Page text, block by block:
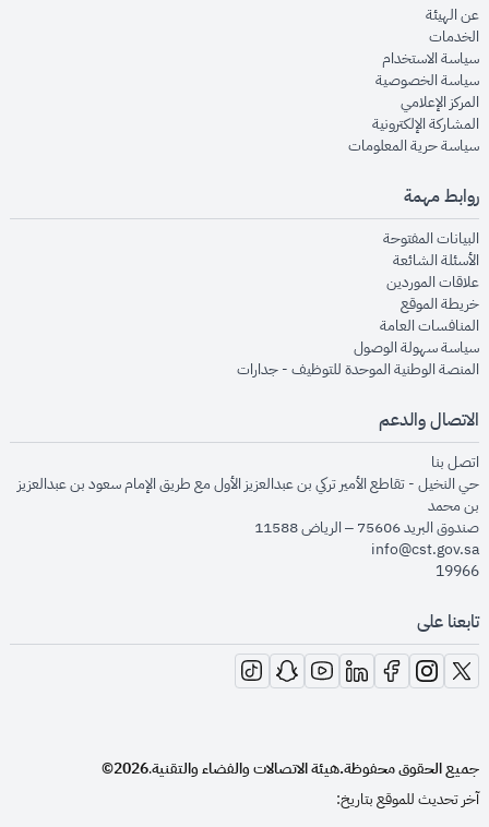
عن الهيئةopens in new window
الخدماتopens in new window
سياسة الاستخدام
سياسة الخصوصيةopens in new window
المركز الإعلاميopens in new window
المشاركة الإلكترونيةopens in new window
سياسة حرية المعلوماتopens in new window
روابط مهمة
البيانات المفتوحةopens in new window
الأسئلة الشائعةopens in new window
علاقات الموردينopens in new window
خريطة الموقعopens in new window
المنافسات العامةopens in new window
سياسة سهولة الوصولopens in new window
المنصة الوطنية الموحدة للتوظيف - جداراتopens in new window
الاتصال والدعم
اتصل بنا
حي النخيل - تقاطع الأمير تركي بن عبدالعزيز الأول مع طريق الإمام سعود بن عبدالعزيز
بن محمد
صندوق البريد 75606 – الرياض 11588
info@cst.gov.sa
19966
تابعنا على
opens in new window
opens in new window
opens in new window
opens in new window
opens in new window
opens in new window
opens in new window
جميع الحقوق محفوظة.هيئة الاتصالات والفضاء والتقنية.
2026©
آخر تحديث للموقع بتاريخ: